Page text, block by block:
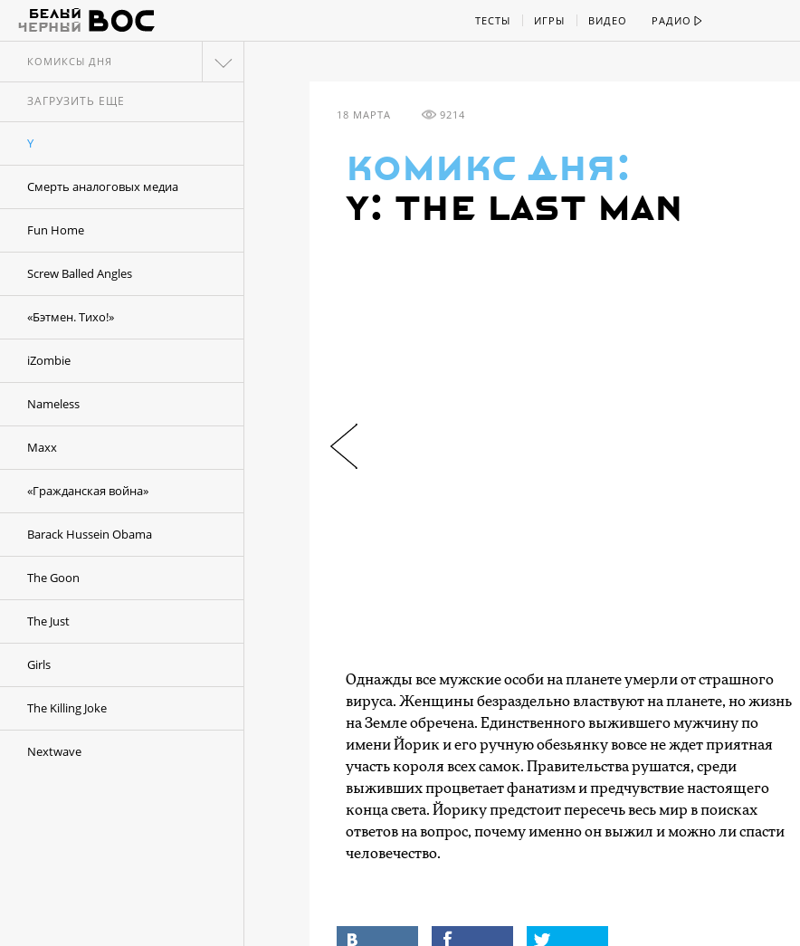
ТЕСТЫ ИГРЫ ВИДЕО РАДИО
КОМИКСЫ ДНЯ
ЗАГРУЗИТЬ ЕЩЕ
Y
Смерть аналоговых медиа
Fun Home
Screw Balled Angles
«Бэтмен. Тихо!»
iZombie
Nameless
Maxx
«Гражданская война»
Barack Hussein Obama
The Goon
The Just
Girls
The Killing Joke
Nextwave
18 МАРТА 9214
комикс дня:
Y: The Last Man
Однажды все мужские особи на планете умерли от страшного
вируса. Женщины безраздельно властвуют на планете, но жизнь
на Земле обречена. Единственного выжившего мужчину по
имени Йорик и его ручную обезьянку вовсе не ждет приятная
участь короля всех самок. Правительства рушатся, среди
выживших процветает фанатизм и предчувствие настоящего
конца света. Йорику предстоит пересечь весь мир в поисках
ответов на вопрос, почему именно он выжил и можно ли спасти
человечество.